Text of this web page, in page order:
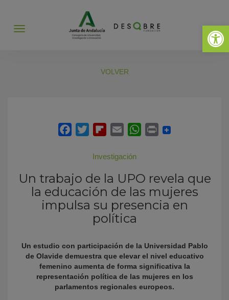
Abrir
Abrir
VOLVER
Investigación
Un trabajo de la UPO revela que
la educación de las mujeres
impulsa su presencia en
política
Un estudio con participación de la Universidad Pablo
de Olavide demuestra que elevar el nivel educativo
femenino aumenta de forma significativa la
representación política de las mujeres en los
parlamentos regionales europeos.